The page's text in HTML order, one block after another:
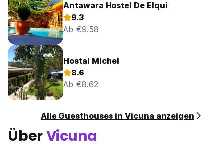
Antawara Hostel De Elqui
9.3
Ab €9.58
Hostal Michel
8.6
Ab €8.62
Alle Guesthouses in Vicuna anzeigen
ÜberVicuna